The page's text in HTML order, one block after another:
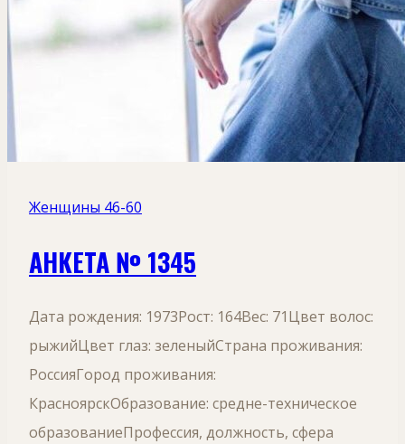
Женщины 46-60
АНКЕТА № 1345
Дата рождения: 1973Рост: 164Вес: 71Цвет волос:
рыжийЦвет глаз: зеленыйСтрана проживания:
РоссияГород проживания:
КрасноярскОбразование: средне-техническое
образованиеПрофессия, должность, сфера